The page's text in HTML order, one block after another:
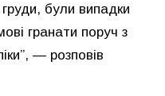
були випадки
гранати поруч з
— розповів